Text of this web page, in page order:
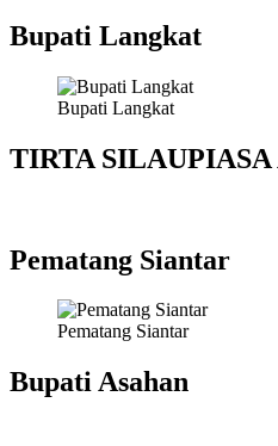
Bupati Langkat
Bupati Langkat
TIRTA SILAUPIASA
Pematang Siantar
Pematang Siantar
Bupati Asahan